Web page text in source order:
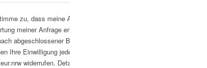
zu, dass meine Angaben aus dem Kontaktformular zur
meiner Anfrage erhoben und verarbeitet werden. Die Daten
abgeschlossener Bearbeitung Ihrer Anfrage gelöscht. Hinweis:
Ihre Einwilligung jederzeit für die Zukunft per E-Mail an info@der-
widerrufen. Detaillierte Informationen zum Umgang mit